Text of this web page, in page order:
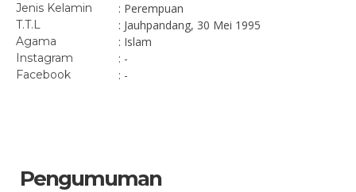
Jenis Kelamin : Perempuan
T.T.L : Jauhpandang, 30 Mei 1995
Agama : Islam
Instagram : -
Facebook : -
Pengumuman